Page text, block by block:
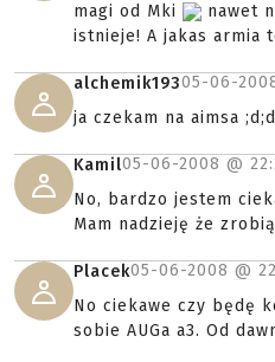
magi od Mki
nawet
istnieje! A jakas armia
alchemik19305-06-
ja czekam na aimsa
Kamil05-06-2008 @
No, bardzo jestem
Mam nadzieję że
Placek05-06-2008 @
No ciekawe czy będę
sobie AUGa a3. Od